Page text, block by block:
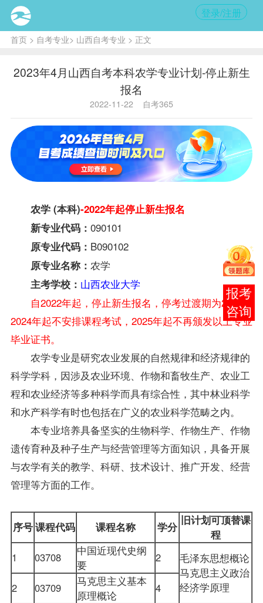
登录/注册
首页> 自考专业> 山西自考专业 > 正文
2023年4月山西自考本科农学专业计划-停止新生
报名
2022-11-22 自考365
农学 (本科)-2022年起停止新生报名
新专业代码： 090101
原专业代码： B090102
原专业名称： 农学
主考学校： 山西农业大学
自2022年起，停止新生报名，停考过渡期为2年，
2024年起不安排课程考试，2025年起不再颁发以上专业
毕业证书。
农学专业是研究农业发展的自然规律和经济规律的
科学学科，因涉及农业环境、作物和畜牧生产、农业工
程和农业经济等多种科学而具有综合性，其中林业科学
和水产科学有时也包括在广义的农业科学范畴之内。
本专业培养具备坚实的生物科学、作物生产、作物
遗传育种及种子生产与经营管理等方面知识，具备开展
与农学有关的教学、科研、技术设计、推广开发、经营
管理等方面的工作。
序号课程代码 课程名称 学分 旧计划可顶替课
程
1
03708
中国近现代史纲
要
2
毛泽东思想概论
马克思主义政治
经济学原理
2 03709
马克思主义基本
原理概论
4
报考
咨询